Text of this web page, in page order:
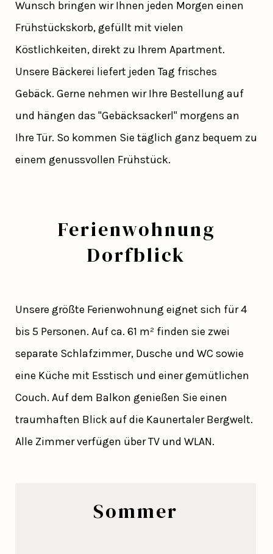
Wunsch bringen wir Ihnen jeden Morgen einen
Frühstückskorb, gefüllt mit vielen
Köstlichkeiten, direkt zu Ihrem Apartment.
Unsere Bäckerei liefert jeden Tag frisches
Gebäck. Gerne nehmen wir Ihre Bestellung auf
und hängen das "Gebäcksackerl" morgens an
Ihre Tür. So kommen Sie täglich ganz bequem zu
einem genussvollen Frühstück.
Ferienwohnung
Dorfblick
Unsere größte Ferienwohnung eignet sich für 4
bis 5 Personen. Auf ca. 61 m² finden sie zwei
separate Schlafzimmer, Dusche und WC sowie
eine Küche mit Esstisch und einer gemütlichen
Couch. Auf dem Balkon genießen Sie einen
traumhaften Blick auf die Kaunertaler Bergwelt.
Alle Zimmer verfügen über TV und WLAN.
Sommer